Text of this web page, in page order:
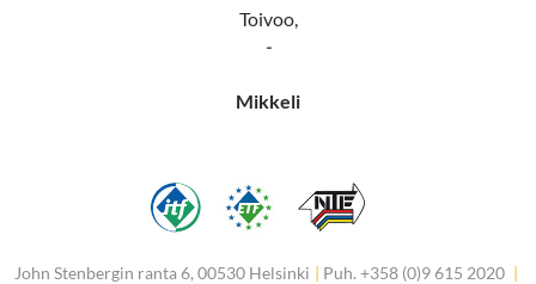
Toivoo,
-
Mikkeli
John Stenbergin ranta 6, 00530 Helsinki | Puh. +358 (0)9 615 2020 |